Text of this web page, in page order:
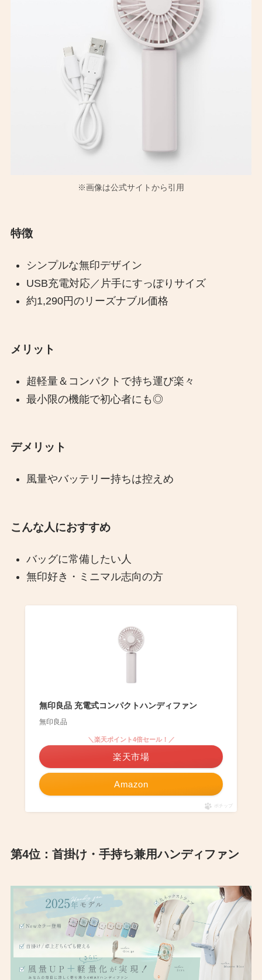
※画像は公式サイトから引用
特徴
シンプルな無印デザイン
USB充電対応／片手にすっぽりサイズ
約1,290円のリーズナブル価格
メリット
超軽量＆コンパクトで持ち運び楽々
最小限の機能で初心者にも◎
デメリット
風量やバッテリー持ちは控えめ
こんな人におすすめ
バッグに常備したい人
無印好き・ミニマル志向の方
無印良品 充電式コンパクトハンディファン
無印良品
Amazon
＼楽天ポイント4倍セール！／
楽天市場
ポチップ
第4位：首掛け・手持ち兼用ハンディファン